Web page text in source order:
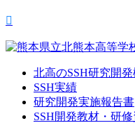
北高のSSH研究開
SSH実績
研究開発実施報告書
SSH開発教材・研